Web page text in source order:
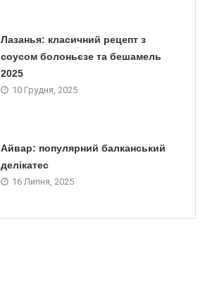
Лазанья: класичний рецепт з
соусом болоньєзе та бешамель
2025
10 Грудня, 2025
Айвар: популярний балканський
делікатес
16 Липня, 2025